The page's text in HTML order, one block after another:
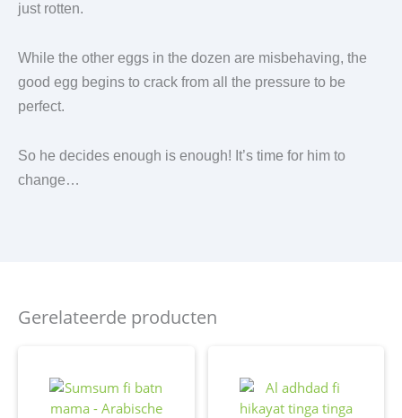
just rotten.
While the other eggs in the dozen are misbehaving, the
good egg begins to crack from all the pressure to be
perfect.
So he decides enough is enough! It’s time for him to
change…
Gerelateerde producten